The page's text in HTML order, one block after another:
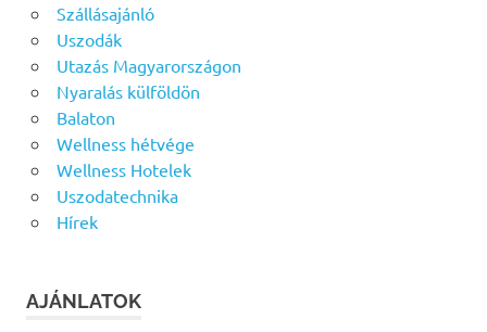
Szállásajánló
Uszodák
Utazás Magyarországon
Nyaralás külföldön
Balaton
Wellness hétvége
Wellness Hotelek
Uszodatechnika
Hírek
AJÁNLATOK